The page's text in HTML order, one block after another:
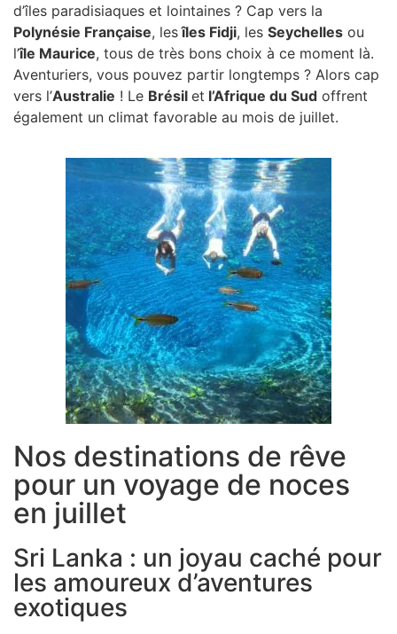
d’îles paradisiaques et lointaines ? Cap vers la
Polynésie Française, lesîles Fidji, les Seychelles ou
l’île Maurice, tous de très bons choix à ce moment là.
Aventuriers, vous pouvez partir longtemps ? Alors cap
vers l’Australie ! Le Brésil et l’Afrique du Sud offrent
également un climat favorable au mois de juillet.
Nos destinations de rêve
pour un voyage de noces
en juillet
Sri Lanka : un joyau caché pour
les amoureux d’aventures
exotiques